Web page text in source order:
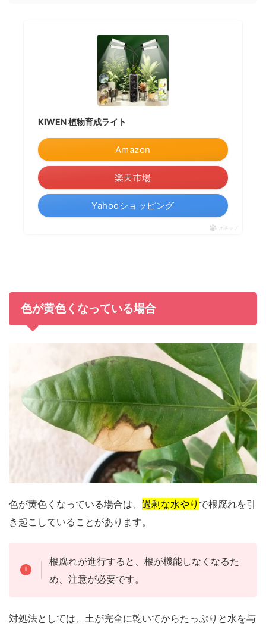
KIWEN 植物育成ライト
Amazon
楽天市場
Yahooショッピング
ポチップ
色が黄色くなっている場合
色が黄色くなっている場合は、 過剰な水やり で根腐れを引
き起こしていることがあります。
根腐れが進行すると、根が機能しなくなるた
め、注意が必要です。
対処法としては、土が完全に乾いてからたっぷりと水を与